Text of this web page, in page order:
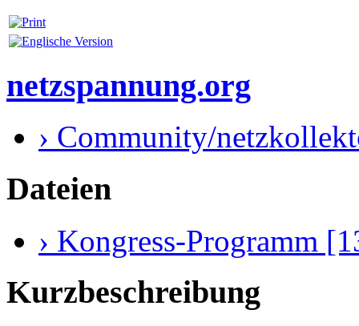
netzspannung.org
› Community/
Dateien
› Kongress-Programm
Kurzbeschreibung